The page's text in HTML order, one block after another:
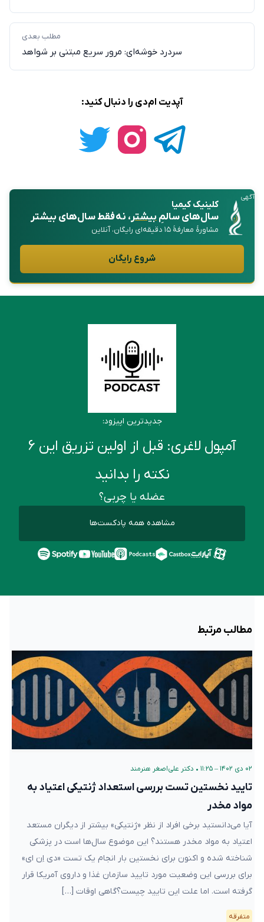
مطلب بعدی
سردرد خوشه‌ای: مرور سریع مبتنی بر شواهد
آپدیت ام‌دی را دنبال کنید:
آگهی
کلینیک کیمیا
سال‌های سالمِبیشتر، نه فقط سال‌های بیشتر
مشاورهٔ معارفهٔ ۱۵ دقیقه‌ای رایگان، آنلاین
شروع رایگان
جدیدترین اپیزود:
آمپول لاغری: قبل از اولین تزریق این ۶
نکته را بدانید
عضله یا چربی؟
مشاهده همه پادکست‌ها
مطالب مرتبط
۰۲ دی ۱۴۰۲ – ۱۱:۲۵ • دکتر علی‌اصغر هنرمند
تایید نخستین تست بررسی استعداد ژنتیکی اعتیاد به
مواد مخدر
آیا می‌دانستید برخی افراد از نظر «ژنتیکی» بیشتر از دیگران مستعد
اعتیاد به مواد مخدر هستند؟ این موضوع سال‌ها است در پزشکی
شناخته شده و اکنون برای نخستین بار انجام یک تست «دی اِن ای»
برای بررسی این وضعیت مورد تایید سازمان غذا و داروی آمریکا قرار
گرفته است. اما علت این تایید چیست؟گاهی اوقات […]
متفرقه